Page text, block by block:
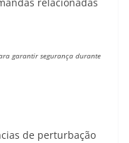
relacionadas
garantir segurança durante
de perturbação